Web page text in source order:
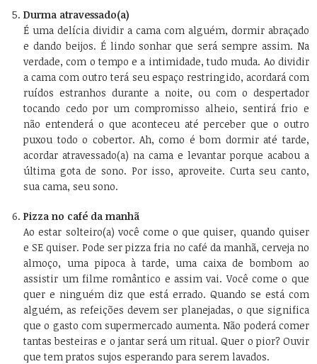
Durma atravessado(a)
É uma delícia dividir a cama com alguém, dormir abraçado
e dando beijos. É lindo sonhar que será sempre assim. Na
verdade, com o tempo e a intimidade, tudo muda. Ao dividir
a cama com outro terá seu espaço restringido, acordará com
ruídos estranhos durante a noite, ou com o despertador
tocando cedo por um compromisso alheio, sentirá frio e
não entenderá o que aconteceu até perceber que o outro
puxou todo o cobertor. Ah, como é bom dormir até tarde,
acordar atravessado(a) na cama e levantar porque acabou a
última gota de sono. Por isso, aproveite. Curta seu canto,
sua cama, seu sono.
Pizza no café da manhã
Ao estar solteiro(a) você come o que quiser, quando quiser
e SE quiser. Pode ser pizza fria no café da manhã, cerveja no
almoço, uma pipoca à tarde, uma caixa de bombom ao
assistir um filme romântico e assim vai. Você come o que
quer e ninguém diz que está errado. Quando se está com
alguém, as refeições devem ser planejadas, o que significa
que o gasto com supermercado aumenta. Não poderá comer
tantas besteiras e o jantar será um ritual. Quer o pior? Ouvir
que tem pratos sujos esperando para serem lavados.